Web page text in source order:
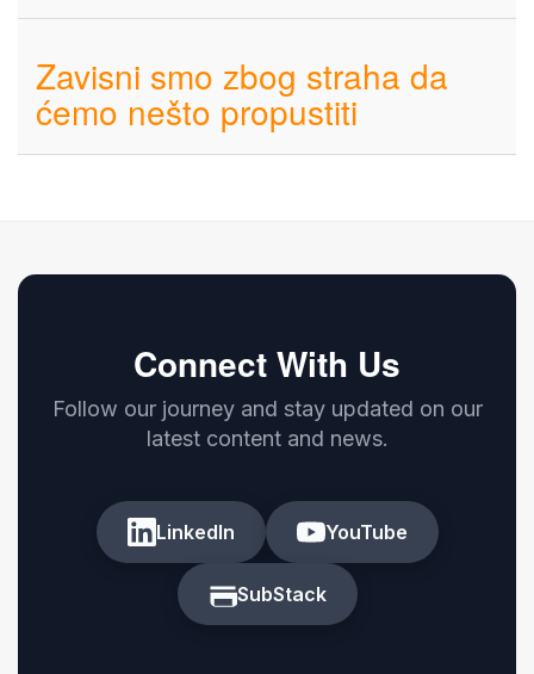
Zavisni smo zbog straha da
ćemo nešto propustiti
Connect With Us
Follow our journey and stay updated on our
latest content and news.
LinkedIn YouTube
SubStack